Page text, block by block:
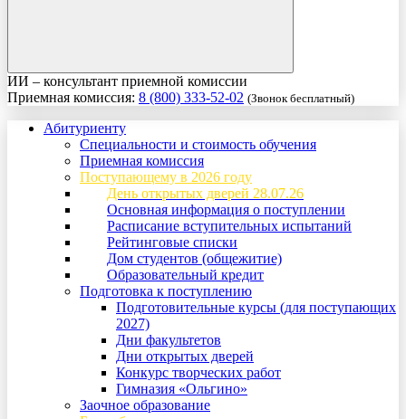
ИИ – консультант приемной комиссии
Приемная комиссия: 8 (800) 333-52-02 (Звонок бесплатный)
Абитуриенту
Специальности и стоимость обучения
Приемная комиссия
Поступающему в 2026 году
День открытых дверей 28.07.26
Основная информация о поступлении
Расписание вступительных испытаний
Рейтинговые списки
Дом студентов (общежитие)
Образовательный кредит
Подготовка к поступлению
Подготовительные курсы (для поступающих
2027)
Дни факультетов
Дни открытых дверей
Конкурс творческих работ
Гимназия «Ольгино»
Заочное образование